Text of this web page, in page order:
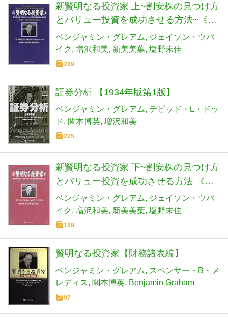
新賢明なる投資家 上~割安株の見つけ方
とバリュー投資を成功させる方法~《改
訂版――現代に合わせた注解付き》
ベンジャミン・グレアム
ジェイソン・ツバ
イク 増沢和美 新美美葉 塩野未佳
289
証券分析 【1934年版第1版】
ベンジャミン・グレアム
デビッド・L・ドッ
ド
関本博英 増沢和美
225
新賢明なる投資家 下~割安株の見つけ方
とバリュー投資を成功させる方法 《改
訂版――現代に合わせた注解付き》
ベンジャミン・グレアム
ジェイソン・ツバ
イク 増沢和美 新美美葉 塩野未佳
189
賢明なる投資家【財務諸表編】
ベンジャミン・グレアム
スペンサー・B・メ
レディス
関本博英 Benjamin Graham
97